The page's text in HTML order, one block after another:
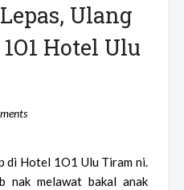
Ulang
Hotel Ulu
di Hotel 1O1 Ulu Tiram ni.
nak melawat bakal anak